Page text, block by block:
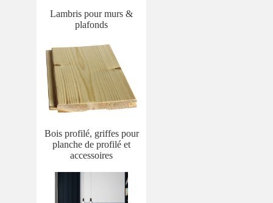
Lambris pour murs &
plafonds
Bois profilé, griffes pour
planche de profilé et
accessoires